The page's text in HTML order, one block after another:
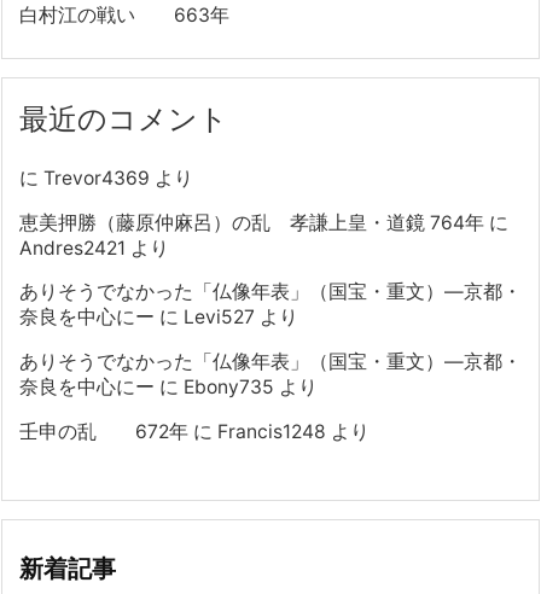
白村江の戦い 663年
最近のコメント
に Trevor4369 より
恵美押勝（藤原仲麻呂）の乱 孝謙上皇・道鏡 764年 に
Andres2421 より
ありそうでなかった「仏像年表」（国宝・重文）―京都・
奈良を中心にー に Levi527 より
ありそうでなかった「仏像年表」（国宝・重文）―京都・
奈良を中心にー に Ebony735 より
壬申の乱 672年 に Francis1248 より
新着記事